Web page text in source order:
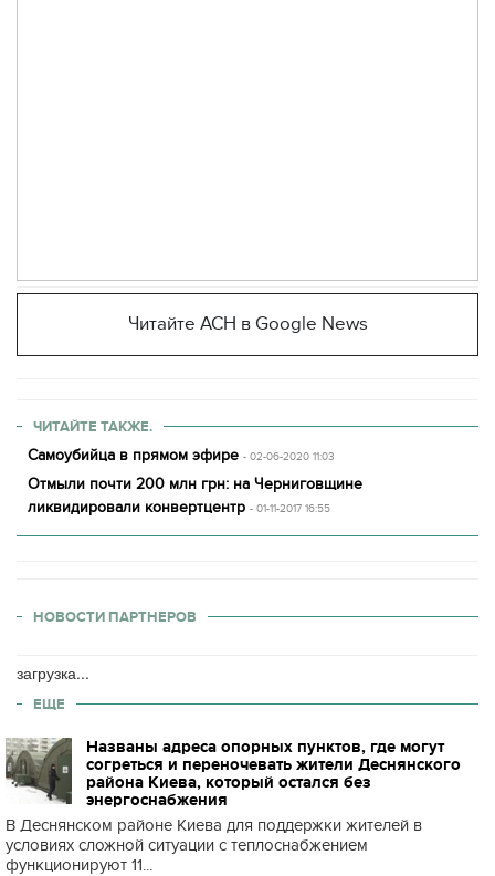
Читайте АСН в Google News
ЧИТАЙТЕ ТАКЖЕ.
Самоубийца в прямом эфире - 02-06-2020 11:03
Отмыли почти 200 млн грн: на Черниговщине
ликвидировали конвертцентр - 01-11-2017 16:55
НОВОСТИ ПАРТНЕРОВ
загрузка...
ЕЩЕ
Названы адреса опорных пунктов, где могут
согреться и переночевать жители Деснянского
района Киева, который остался без
энергоснабжения
В Деснянском районе Киева для поддержки жителей в
условиях сложной ситуации с теплоснабжением
функционируют 11...